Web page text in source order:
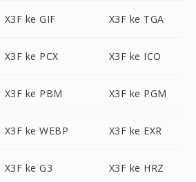
X3F ke GIF X3F ke TGA
X3F ke PCX X3F ke ICO
X3F ke PBM X3F ke PGM
X3F ke WEBP X3F ke EXR
X3F ke G3 X3F ke HRZ